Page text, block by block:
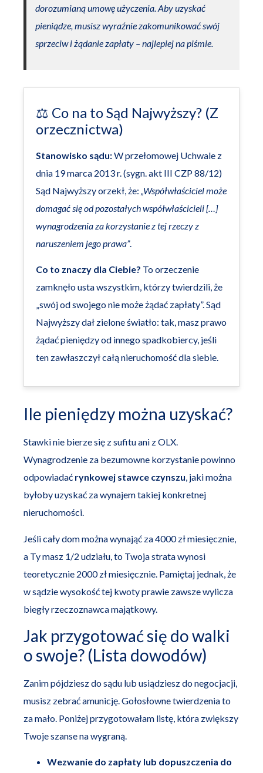
dorozumianą umowę użyczenia. Aby uzyskać
pieniądze, musisz wyraźnie zakomunikować swój
sprzeciw i żądanie zapłaty – najlepiej na piśmie.
⚖️ Co na to Sąd Najwyższy? (Z
orzecznictwa)
Stanowisko sądu:W przełomowej Uchwale z
dnia 19 marca 2013 r. (sygn. akt III CZP 88/12)
Sąd Najwyższy orzekł, że: „Współwłaściciel może
domagać się od pozostałych współwłaścicieli […]
wynagrodzenia za korzystanie z tej rzeczy z
naruszeniem jego prawa”.
Co to znaczy dla Ciebie? To orzeczenie
zamknęło usta wszystkim, którzy twierdzili, że
„swój od swojego nie może żądać zapłaty”. Sąd
Najwyższy dał zielone światło: tak, masz prawo
żądać pieniędzy od innego spadkobiercy, jeśli
ten zawłaszczył całą nieruchomość dla siebie.
Ile pieniędzy można uzyskać?
Stawki nie bierze się z sufitu ani z OLX.
Wynagrodzenie za bezumowne korzystanie powinno
odpowiadać rynkowej stawce czynszu, jaki można
byłoby uzyskać za wynajem takiej konkretnej
nieruchomości.
Jeśli cały dom można wynająć za 4000 zł miesięcznie,
a Ty masz 1/2 udziału, to Twoja strata wynosi
teoretycznie 2000 zł miesięcznie. Pamiętaj jednak, że
w sądzie wysokość tej kwoty prawie zawsze wylicza
biegły rzeczoznawca majątkowy.
Jak przygotować się do walki
o swoje? (Lista dowodów)
Zanim pójdziesz do sądu lub usiądziesz do negocjacji,
musisz zebrać amunicję. Gołosłowne twierdzenia to
za mało. Poniżej przygotowałam listę, która zwiększy
Twoje szanse na wygraną.
Wezwanie do zapłaty lub dopuszczenia do